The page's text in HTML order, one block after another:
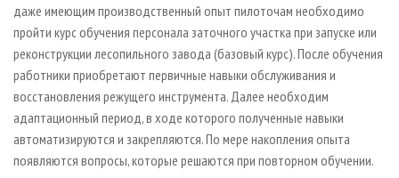
даже имеющим производственный опыт пилоточам необходимо
пройти курс обучения персонала заточного участка при запуске или
реконструкции лесопильного завода (базовый курс). После обучения
работники приобретают первичные навыки обслуживания и
восстановления режущего инструмента. Далее необходим
адаптационный период, в ходе которого полученные навыки
автоматизируются и закрепляются. По мере накопления опыта
появляются вопросы, которые решаются при повторном обучении.